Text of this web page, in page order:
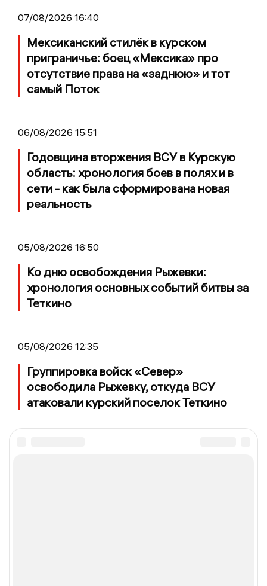
07/08/2026 16:40
Мексиканский стилёк в курском
приграничье: боец «Мексика» про
отсутствие права на «заднюю» и тот
самый Поток
06/08/2026 15:51
Годовщина вторжения ВСУ в Курскую
область: хронология боев в полях и в
сети - как была сформирована новая
реальность
05/08/2026 16:50
Ко дню освобождения Рыжевки:
хронология основных событий битвы за
Теткино
05/08/2026 12:35
Группировка войск «Север»
освободила Рыжевку, откуда ВСУ
атаковали курский поселок Теткино